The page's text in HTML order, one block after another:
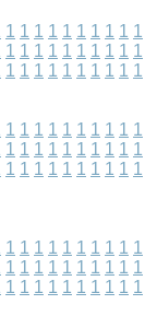
1 1 1 1 1 1 1 1 1 1
1 1 1 1 1 1 1 1 1 1
1 1 1 1 1 1 1 1 1 1
1 1 1 1 1 1 1 1 1 1
1 1 1 1 1 1 1 1 1 1
1 1 1 1 1 1 1 1 1 1
1 1 1 1 1 1 1 1 1 1
1 1 1 1 1 1 1 1 1 1
1 1 1 1 1 1 1 1 1 1